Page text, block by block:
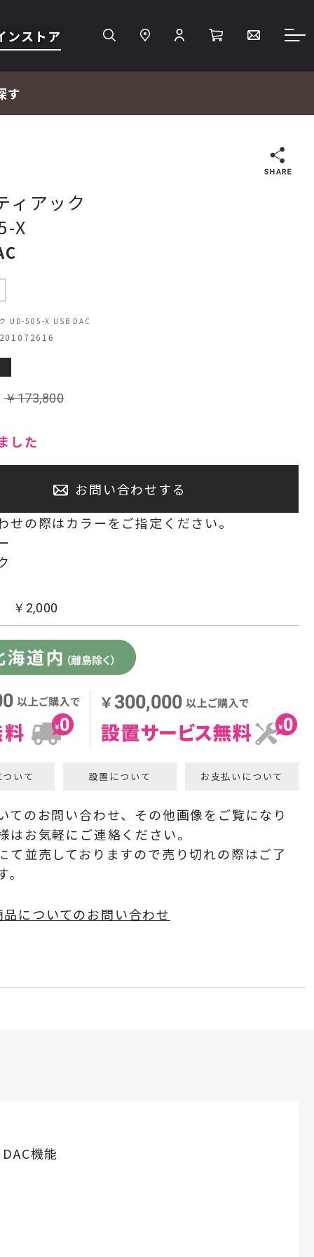
ンストア
す
ィアック
X
UD-505-X USB DAC
￥173,800
した
お問い合わせする
せの際はカラーをご指定ください。
￥ 2,000
いて 設置について お支払いについて
てのお問い合わせ、その他画像をご覧になり
はお気軽にご連絡ください。
て並売しておりますので売り切れの際はご了
についてのお問い合わせ
機能